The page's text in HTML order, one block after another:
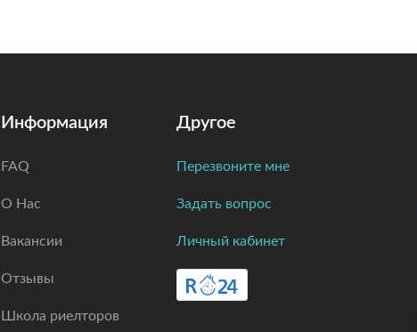
Информация
FAQ
О Нас
Вакансии
Отзывы
Школа риелторов
Другое
Перезвоните мне
Задать вопрос
Личный кабинет